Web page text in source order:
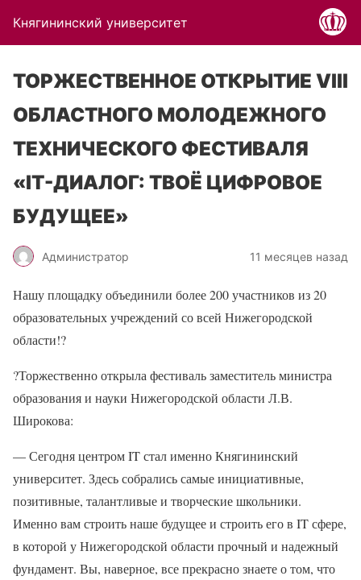
Княгининский университет
ТОРЖЕСТВЕННОЕ ОТКРЫТИЕ VIII
ОБЛАСТНОГО МОЛОДЕЖНОГО
ТЕХНИЧЕСКОГО ФЕСТИВАЛЯ
«IT-ДИАЛОГ: ТВОЁ ЦИФРОВОЕ
БУДУЩЕЕ»
Администратор 11 месяцев назад
Нашу площадку объединили более 200 участников из 20
образовательных учреждений со всей Нижегородской
области!?
?Торжественно открыла фестиваль заместитель министра
образования и науки Нижегородской области Л.В.
Широкова:
— Сегодня центром IT стал именно Княгининский
университет. Здесь собрались самые инициативные,
позитивные, талантливые и творческие школьники.
Именно вам строить наше будущее и строить его в IT сфере,
в которой у Нижегородской области прочный и надежный
фундамент. Вы, наверное, все прекрасно знаете о том, что